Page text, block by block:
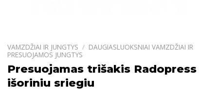
VAMZDŽIAI IR JUNGTYS / DAUGIASLUOKSNIAI VAMZDŽIAI IR
PRESUOJAMOS JUNGTYS
Presuojamas trišakis Radopress
išoriniu sriegiu